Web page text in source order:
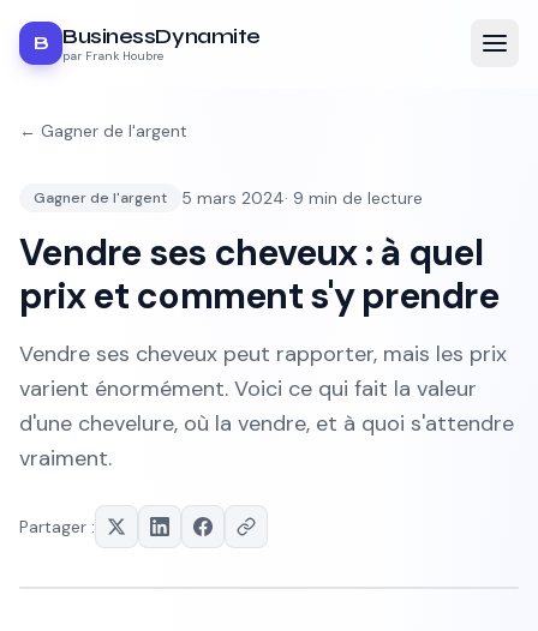
B BusinessDynamite
par Frank Houbre
← Gagner de l'argent
Gagner de l'argent 5 mars 2024· 9 min de lecture
Vendre ses cheveux : à quel
prix et comment s'y prendre
Vendre ses cheveux peut rapporter, mais les prix
varient énormément. Voici ce qui fait la valeur
d'une chevelure, où la vendre, et à quoi s'attendre
vraiment.
Partager :